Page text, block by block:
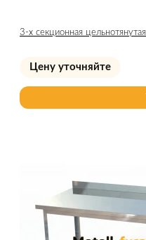
3-х секционная
Цену уточняйте